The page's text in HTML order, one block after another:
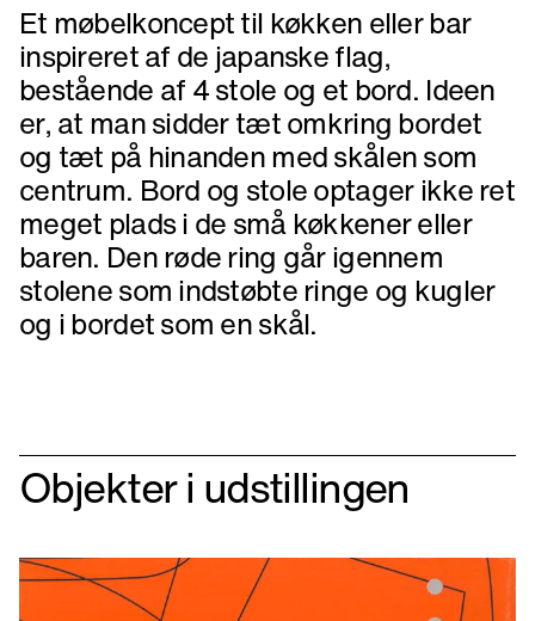
Et møbelkoncept til køkken eller bar
inspireret af de japanske flag,
bestående af 4 stole og et bord. Ideen
er, at man sidder tæt omkring bordet
og tæt på hinanden med skålen som
centrum. Bord og stole optager ikke ret
meget plads i de små køkkener eller
baren. Den røde ring går igennem
stolene som indstøbte ringe og kugler
og i bordet som en skål.
Objekter i udstillingen